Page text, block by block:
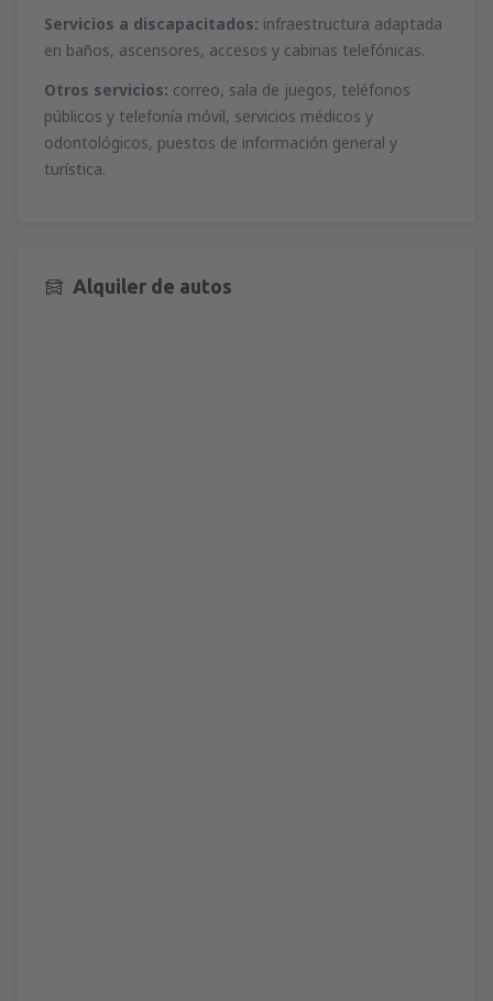
Servicios a discapacitados: infraestructura adaptada
en baños, ascensores, accesos y cabinas telefónicas.
Otros servicios: correo, sala de juegos, teléfonos
públicos y telefonía móvil, servicios médicos y
odontológicos, puestos de información general y
turística.
Alquiler de autos